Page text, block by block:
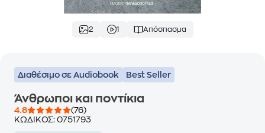
2 1 Απόσπασμα
Διαθέσιμο σε Audiobook Best Seller
Άνθρωποι και ποντίκια
4.8
(76)
ΚΩΔΙΚΟΣ: 0751793